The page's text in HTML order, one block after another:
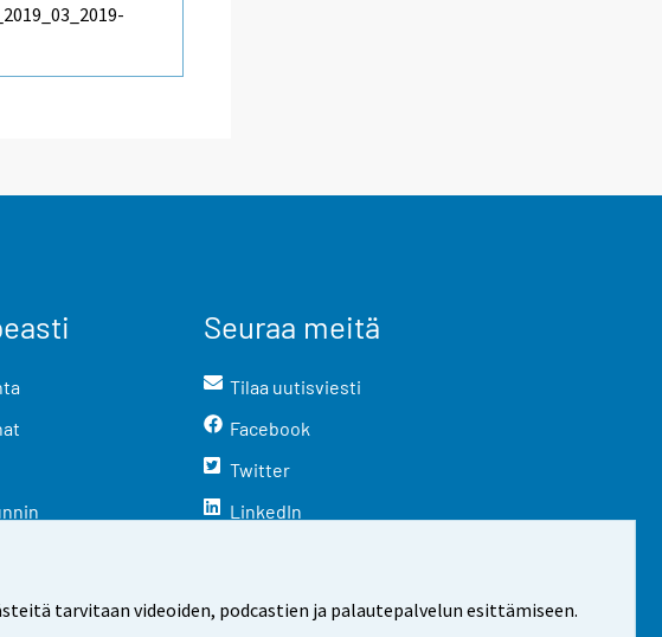
tarvitaan videoiden, podcastien ja palautepalvelun esittämiseen.
Seuraa meitä
Tilaa uutisviesti
Facebook
Twitter
LinkedIn